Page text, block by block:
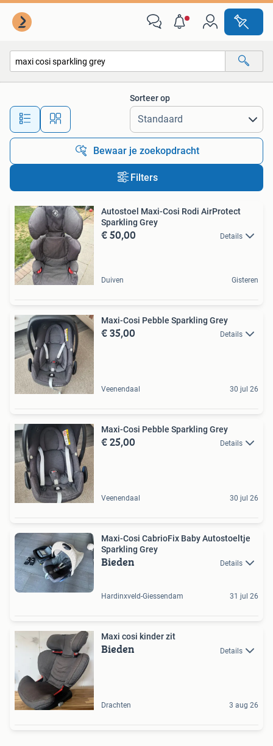
Alle afstanden…
Sorteer op
Bewaar je zoekopdracht
Filters
Autostoel Maxi-Cosi Rodi AirProtect
Sparkling Grey
€ 50,00 Details
Duiven Gisteren
Maxi-Cosi Pebble Sparkling Grey
€ 35,00 Details
Veenendaal 30 jul 26
Maxi-Cosi Pebble Sparkling Grey
€ 25,00 Details
Veenendaal 30 jul 26
Maxi-Cosi CabrioFix Baby Autostoeltje
Sparkling Grey
Bieden Details
Hardinxveld-Giessendam 31 jul 26
Maxi cosi kinder zit
Bieden Details
Drachten 3 aug 26